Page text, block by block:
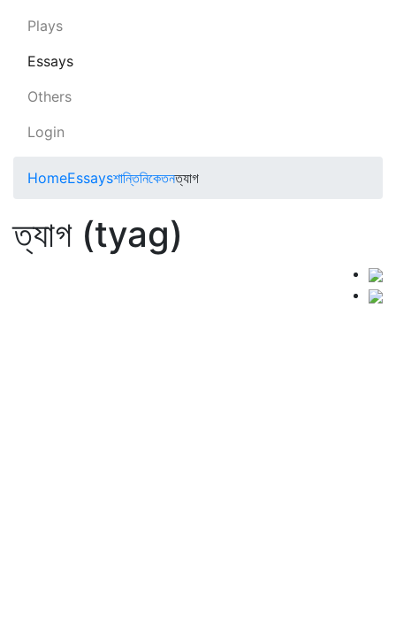
Plays
Essays
Others
Login
HomeEssaysশান্তিনিকেতনত্যাগ
ত্যাগ (tyag)